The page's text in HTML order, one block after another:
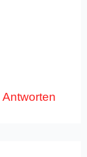
Antworten